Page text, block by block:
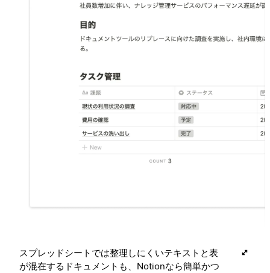
スプレッドシートでは整理しにくいテキストと表
が混在するドキュメントも、Notionなら簡単かつ